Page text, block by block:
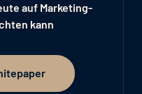
auf Marketing-
kann